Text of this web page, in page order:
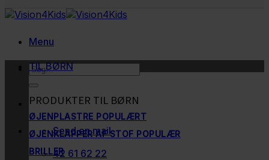
Menu
Søg
Send en mail
42 61 62 22
TIL BØRN
PRODUKTER TIL BØRN
ØJENPLASTRE
ØJENKLAPPER AF STOF
BRILLER